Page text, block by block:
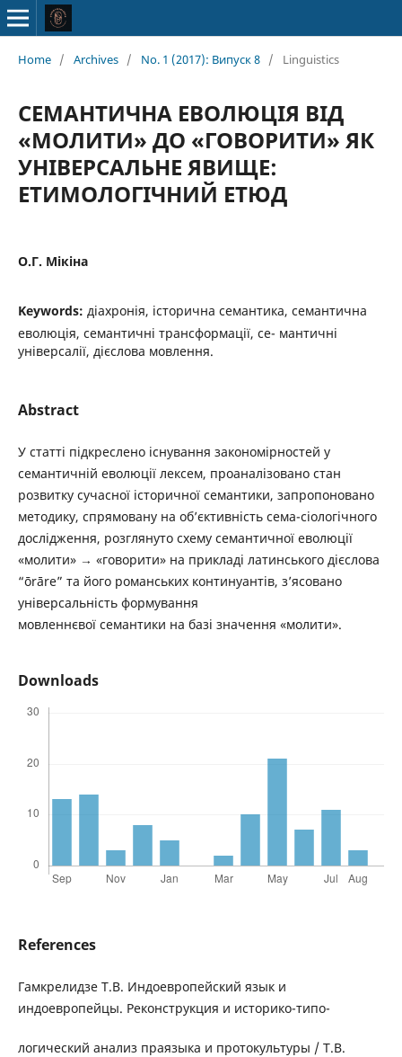
Home / Archives / No. 1 (2017): Випуск 8 / Linguistics
СЕМАНТИЧНА ЕВОЛЮЦІЯ ВІД
«МОЛИТИ» ДО «ГОВОРИТИ» ЯК
УНІВЕРСАЛЬНЕ ЯВИЩЕ:
ЕТИМОЛОГІЧНИЙ ЕТЮД
О.Г. Мікіна
Keywords: діахронія, історична семантика, семантична
еволюція, семантичні трансформації, се- мантичні
універсалії, дієслова мовлення.
Abstract
У статті підкреслено існування закономірностей у
семантичній еволюції лексем, проаналізовано стан
розвитку сучасної історичної семантики, запропоновано
методику, спрямовану на об’єктивність сема-сіологічного
дослідження, розглянуто схему семантичної еволюції
«молити» → «говорити» на прикладі латинського дієслова
“ōrāre” та його романських континуантів, з’ясовано
універсальність формування
мовленнєвої семантики на базі значення «молити».
Downloads
References
Гамкрелидзе Т.В. Индоевропейский язык и
индоевропейцы. Реконструкция и историко-типо-
логический анализ праязыка и протокультуры / Т.В.